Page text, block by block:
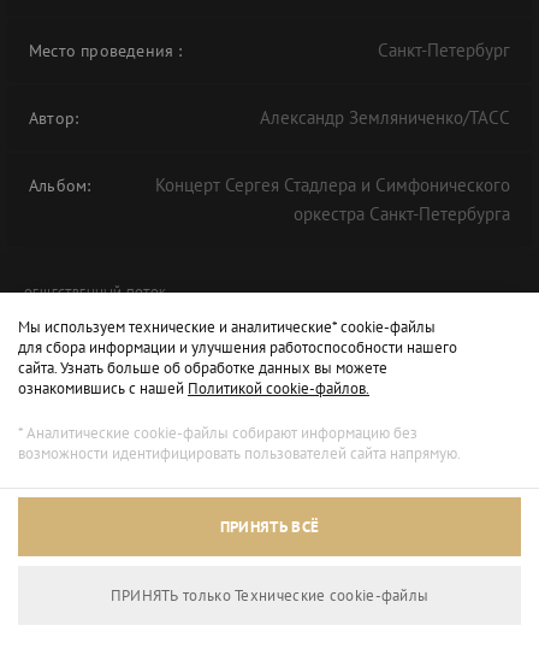
Архивный режим
Место проведения : Санкт-Петербург
Автор: Александр Земляниченко/ТАСС
Альбом:
Концерт Сергея Стадлера и Симфонического
оркестра Санкт-Петербурга
ОБЩЕСТВЕННЫЙ ПОТОК
Мы используем технические и аналитические* cookie-файлы
для сбора информации и улучшения работоспособности нашего
сайта. Узнать больше об обработке данных вы можете
ознакомившись с нашей Политикой cookie-файлов.
* Аналитические cookie-файлы собирают информацию без
возможности идентифицировать пользователей сайта напрямую.
ПРИНЯТЬ ВСЁ
ПРИНЯТЬ только Технические сookie-файлы